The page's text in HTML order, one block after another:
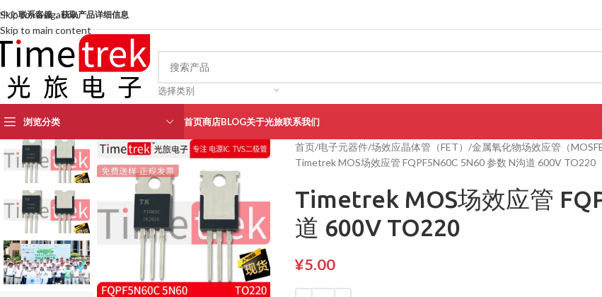
Skip to navigation
Skip to main content
中文联系客服，获取产品详细信息
选择类别
浏览分类 首页商店BLOG关于光旅联系我们
首页 电子元器件 场效应晶体管（FET） 金属氧化物场效应管（
Timetrek MOS场效应管 FQPF5N60C 5N60 参数 N沟道 600V TO220
Timetrek MOS场效应管
道 600V TO220
¥5.00